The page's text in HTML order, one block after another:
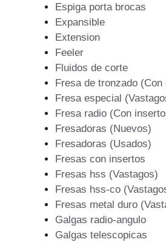
Espiga porta brocas
Expansible
Extension
Feeler
Fluidos de corte
Fresa de tronzado (Con
Fresa especial
Fresa radio (Con
Fresadoras (Nuevos)
Fresadoras (Usados)
Fresas con insertos
Fresas hss (Vastagos)
Fresas hss-co
Fresas metal duro
Galgas radio-angulo
Galgas telescopicas